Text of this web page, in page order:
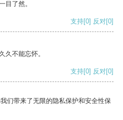
目了然。
支持[0] 反对[0]
久不能忘怀。
支持[0] 反对[0]
们带来了无限的隐私保护和安全性保